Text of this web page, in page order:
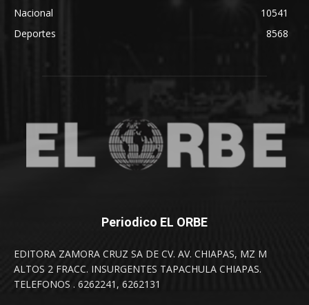
Nacional
10541
Deportes
8568
Periodico EL ORBE
EDITORA ZAMORA CRUZ SA DE CV. AV. CHIAPAS, MZ M
ALTOS 2 FRACC. INSURGENTES TAPACHULA CHIAPAS.
TELEFONOS . 6262241, 6262131